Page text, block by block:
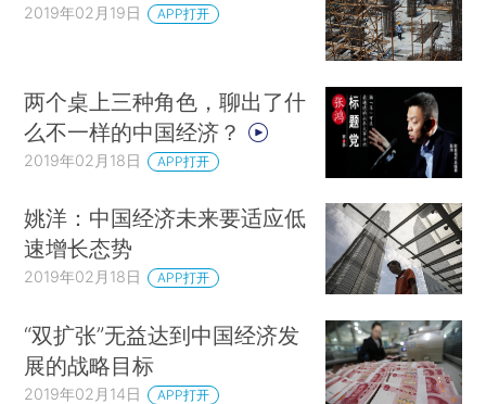
2019年02月19日 APP打开
两个桌上三种角色，聊出了什
么不一样的中国经济？
2019年02月18日 APP打开
姚洋：中国经济未来要适应低
速增长态势
2019年02月18日 APP打开
“双扩张”无益达到中国经济发
展的战略目标
2019年02月14日 APP打开